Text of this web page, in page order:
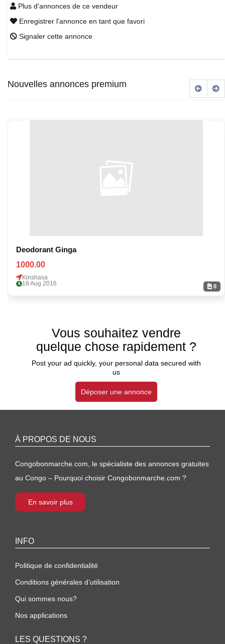
Plus d'annonces de ce vendeur
Enregistrer l'annonce en tant que favori
Signaler cette annonce
Nouvelles annonces premium
0
Deodorant Ginga
1000.00
Kinshasa
18 Aug 2016
Vous souhaitez vendre
quelque chose rapidement ?
Post your ad quickly, your personal data secured with
us
Déposer une annonce
À PROPOS DE NOUS
Congobonmarche.com, le spécialiste des annonces gratuites
au Congo – Pourquoi choisir Congobonmarche.com ?
En savoir plus
INFO
Politique de confidentialité
Conditions générales d’utilisation
Qui sommes nous?
Nos applications
LES QUESTIONS ?